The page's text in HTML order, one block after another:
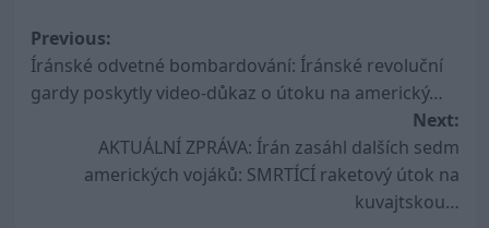
Post
navigation
Previous:
Íránské odvetné bombardování: Íránské revoluční
gardy poskytly video-důkaz o útoku na americký…
Next:
AKTUÁLNÍ ZPRÁVA: Írán zasáhl dalších sedm
amerických vojáků: SMRTÍCÍ raketový útok na
kuvajtskou…